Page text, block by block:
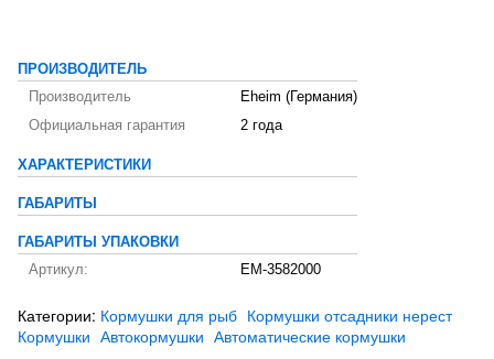
ПРОИЗВОДИТЕЛЬ
Производитель
Eheim (Германия)
Официальная гарантия
2 года
ХАРАКТЕРИСТИКИ
ГАБАРИТЫ
ГАБАРИТЫ УПАКОВКИ
Артикул:
EM-3582000
Категории: Кормушки для рыб Кормушки отсадники нерест
Кормушки Автокормушки Автоматические кормушки